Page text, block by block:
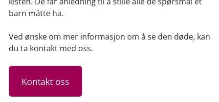
barn måtte ha.
Ved ønske om mer informasjon om å se den døde, kan
du ta kontakt med oss.
Kontakt oss